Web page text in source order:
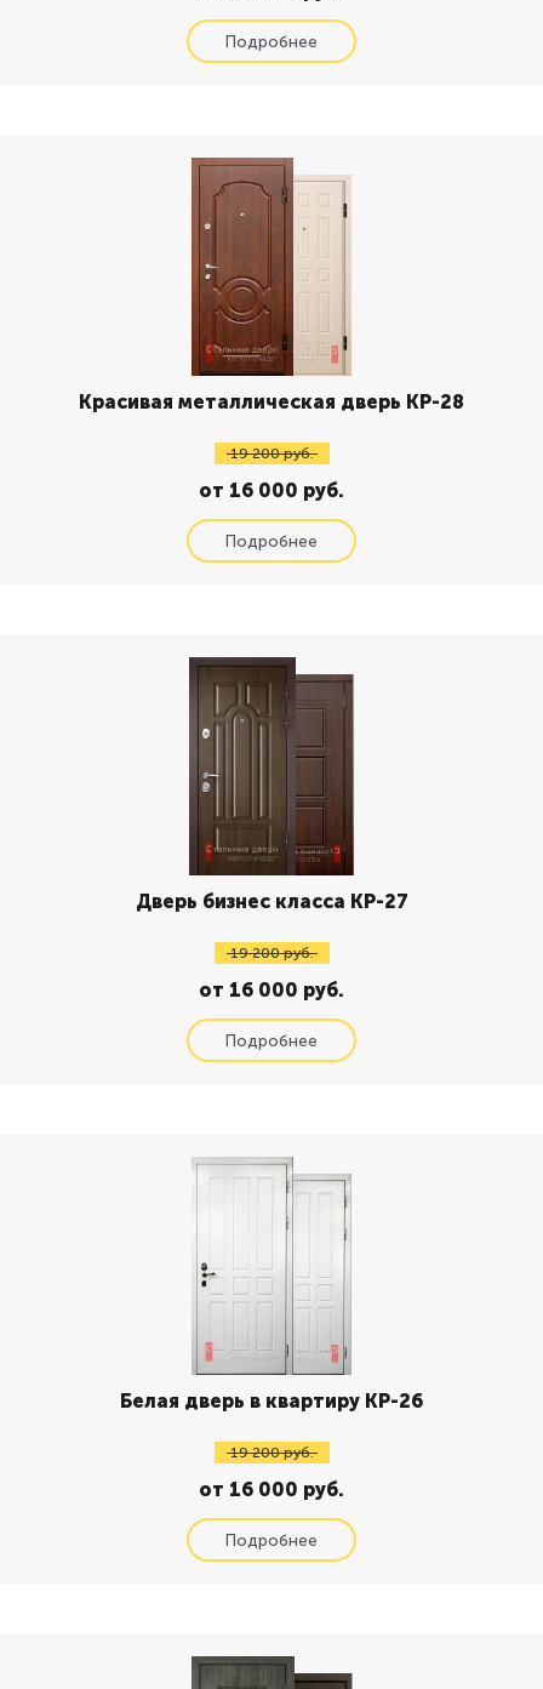
Красивая металлическая дверь КР-28
19 200 руб.
от 16 000 руб.
Дверь бизнес класса КР-27
19 200 руб.
от 16 000 руб.
Белая дверь в квартиру КР-26
19 200 руб.
от 16 000 руб.